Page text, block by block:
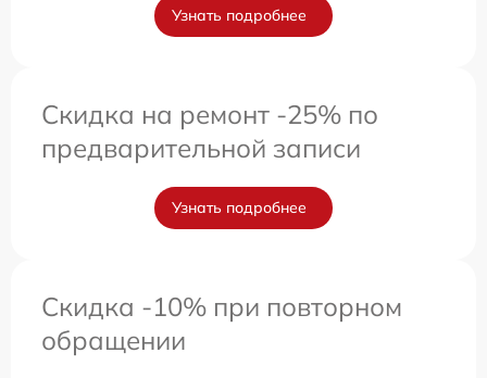
Узнать подробнее
Скидка на ремонт -25% по
предварительной записи
Узнать подробнее
Скидка -10% при повторном
обращении